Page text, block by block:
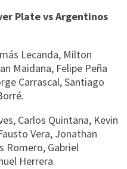
Plate vs Argentinos
Lecanda, Milton
Maidana, Felipe Peña
Carrascal, Santiago
Carlos Quintana, Kevin
Vera, Jonathan
Romero, Gabriel
Herrera.